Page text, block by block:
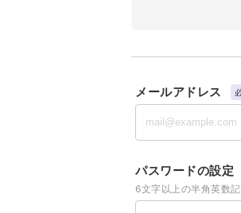
メールアドレス
パスワードの設定
6文字以上の半角英数